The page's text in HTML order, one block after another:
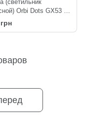
(светильник
Orbi Dots GX53 P6
White